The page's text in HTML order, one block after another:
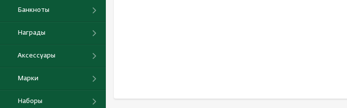
Банкноты
Награды
Аксессуары
Марки
Наборы